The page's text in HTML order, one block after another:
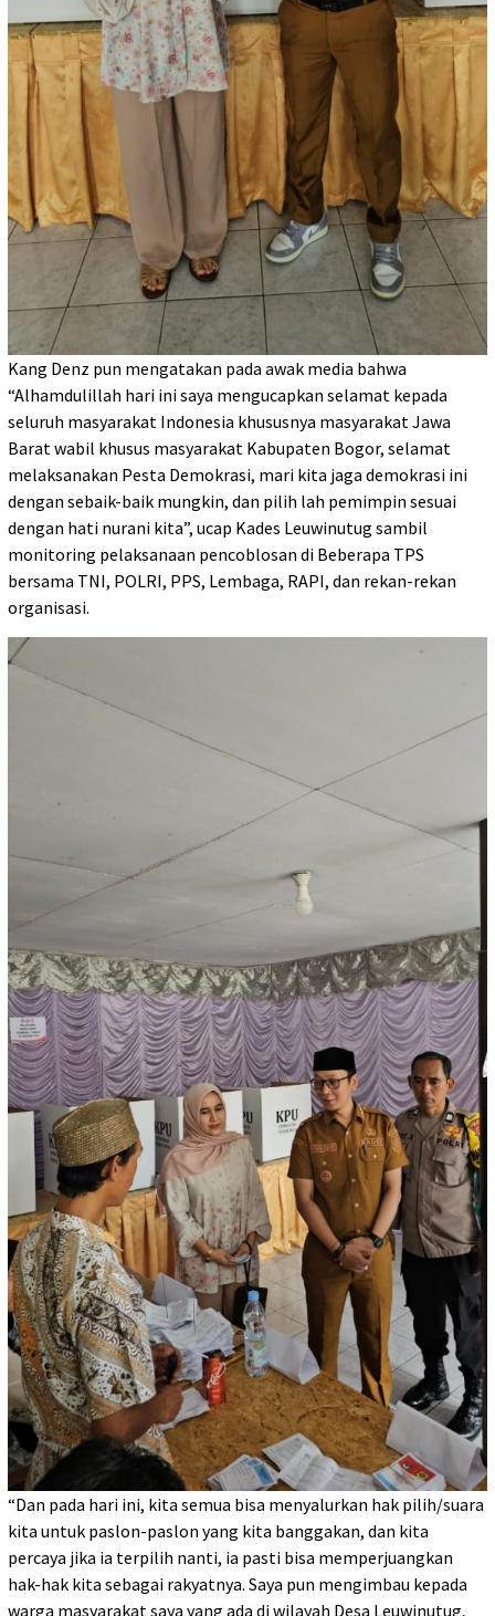
Kang Denz pun mengatakan pada awak media bahwa
“Alhamdulillah hari ini saya mengucapkan selamat kepada
seluruh masyarakat Indonesia khususnya masyarakat Jawa
Barat wabil khusus masyarakat Kabupaten Bogor, selamat
melaksanakan Pesta Demokrasi, mari kita jaga demokrasi ini
dengan sebaik-baik mungkin, dan pilih lah pemimpin sesuai
dengan hati nurani kita”, ucap Kades Leuwinutug sambil
monitoring pelaksanaan pencoblosan di Beberapa TPS
bersama TNI, POLRI, PPS, Lembaga, RAPI, dan rekan-rekan
organisasi.
“Dan pada hari ini, kita semua bisa menyalurkan hak pilih/suara
kita untuk paslon-paslon yang kita banggakan, dan kita
percaya jika ia terpilih nanti, ia pasti bisa memperjuangkan
hak-hak kita sebagai rakyatnya. Saya pun mengimbau kepada
warga masyarakat saya yang ada di wilayah Desa Leuwinutug,